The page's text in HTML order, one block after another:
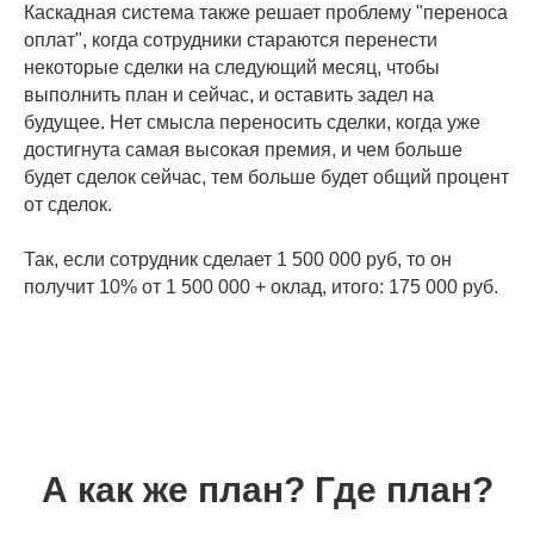
Каскадная система также решает проблему "переноса
оплат", когда сотрудники стараются перенести
некоторые сделки на следующий месяц, чтобы
выполнить план и сейчас, и оставить задел на
будущее. Нет смысла переносить сделки, когда уже
достигнута самая высокая премия, и чем больше
будет сделок сейчас, тем больше будет общий процент
от сделок.
Так, если сотрудник сделает 1 500 000 руб, то он
получит 10% от 1 500 000 + оклад, итого: 175 000 руб.
А как же план? Где план?